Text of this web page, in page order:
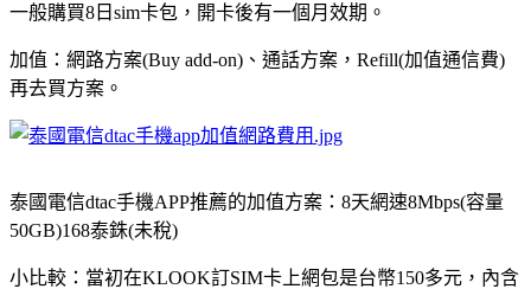
一般購買8日sim卡包，開卡後有一個月效期。
加值：網路方案(Buy add-on)、通話方案，Refill(加值通信費)
再去買方案。
泰國電信dtac手機APP推薦的加值方案：8天網速8Mbps(容量
50GB)168泰銖(未稅)
小比較：當初在KLOOK訂SIM卡上網包是台幣150多元，內含